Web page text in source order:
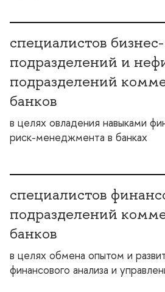
специалистов бизнес-
подразделений и
подразделений
анко
целях овладения навыками
риск-менеджмента в банках
специалистов
подразделений
анко
целях обмена опытом и
финансового анализа и